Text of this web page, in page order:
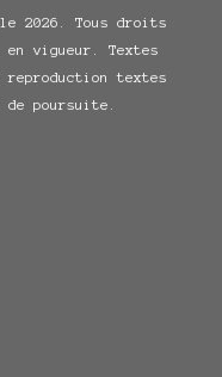
2026. Tous droits
vigueur. Textes
reproduction textes
poursuite.